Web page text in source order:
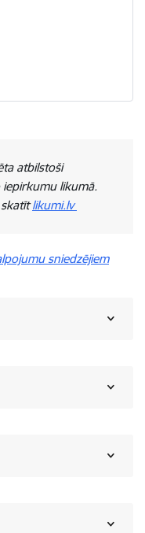
atbilstoši
likumā.
skatītlikumi.lv
sniedzējiem